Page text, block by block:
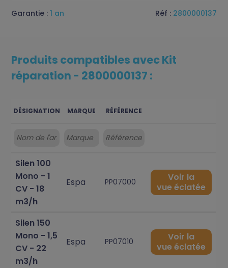
Garantie :1 an Réf : 2800000137
Produits compatibles avec Kit
réparation - 2800000137 :
DÉSIGNATION MARQUE RÉFÉRENCE
Silen 100
Mono - 1
CV - 18
m3/h
Espa PP07000
Voir la
vue éclatée
Silen 150
Mono - 1,5
CV - 22
m3/h
Espa PP07010
Voir la
vue éclatée